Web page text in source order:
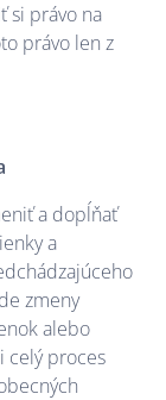
si právo na
právo len z
a dopĺňať
a
zmeny
alebo
celý proces